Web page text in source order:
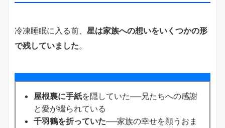
冷凍睡眠に入る前、 星は家族への想いをいくつかの形
で残していました。
屋根裏に手紙を隠していた──兄たちへの感謝
と愛が綴られている
千羽鶴を折っていた──家族の幸せを願うおま